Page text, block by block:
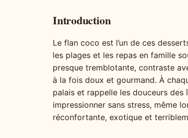
Introduction
Le flan coco est l’un de ces
les plages et les repas en famille
presque tremblotante, contraste
à la fois doux et gourmand. À
palais et rappelle les douceurs
impressionner sans stress, même
réconfortante, exotique et